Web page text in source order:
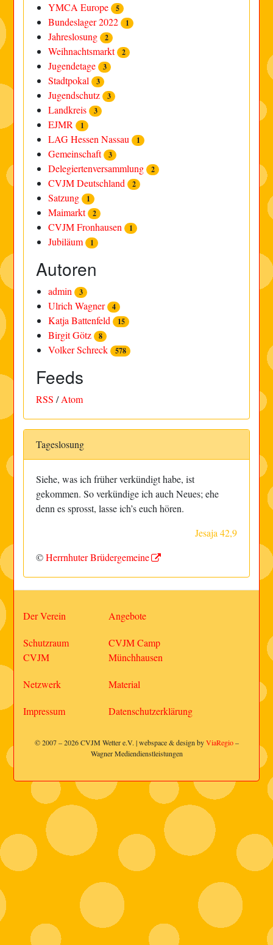
YMCA Europe 5
Bundeslager 2022 1
Jahreslosung 2
Weihnachtsmarkt 2
Jugendetage 3
Stadtpokal 3
Jugendschutz 3
Landkreis 3
EJMR 1
LAG Hessen Nassau 1
Gemeinschaft 3
Delegiertenversammlung 2
CVJM Deutschland 2
Satzung 1
Maimarkt 2
CVJM Fronhausen 1
Jubiläum 1
Autoren
admin 3
Ulrich Wagner 4
Katja Battenfeld 15
Birgit Götz 8
Volker Schreck 578
Feeds
RSS /Atom
Tageslosung
Siehe, was ich früher verkündigt habe, ist
gekommen. So verkündige ich auch Neues; ehe
denn es sprosst, lasse ich’s euch hören.
Jesaja 42,9
©Herrnhuter Brüdergemeine
Der Verein Angebote
Schutzraum
CVJM
CVJM Camp
Münchhausen
Netzwerk Material
Impressum Datenschutzerklärung
© 2007 – 2026 CVJM Wetter e.V. | webspace & design byViaRegio–
Wagner Mediendienstleistungen